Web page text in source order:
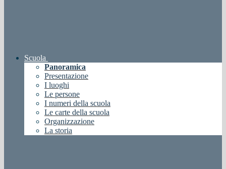
Scuola
Panoramica
Presentazione
I luoghi
Le persone
I numeri della scuola
Le carte della scuola
Organizzazione
La storia